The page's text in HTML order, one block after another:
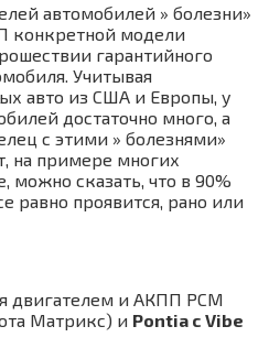
автомобилей » болезни»
конкретной модели
гарантийного
Учитывая
авто из США и Европы, у
достаточно много, а
с этими » болезнями»
на примере многих
можно сказать, что в 90%
равно проявится, рано или
двигателем и АКПП PCM
Матрикс) и Pontia с Vibe